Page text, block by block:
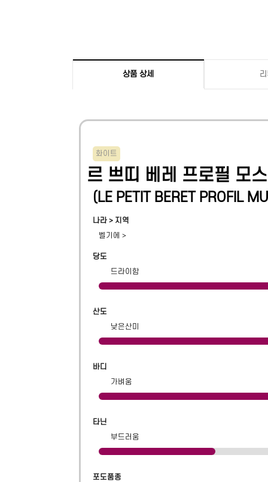
상품 상세
화이트
르 쁘띠 베레 프로필 모
(LE PETIT BERET PROFIL
나라 > 지역
벨기에 >
당도
드라이함
산도
낮은산미
바디
가벼움
타닌
부드러움
포도품종